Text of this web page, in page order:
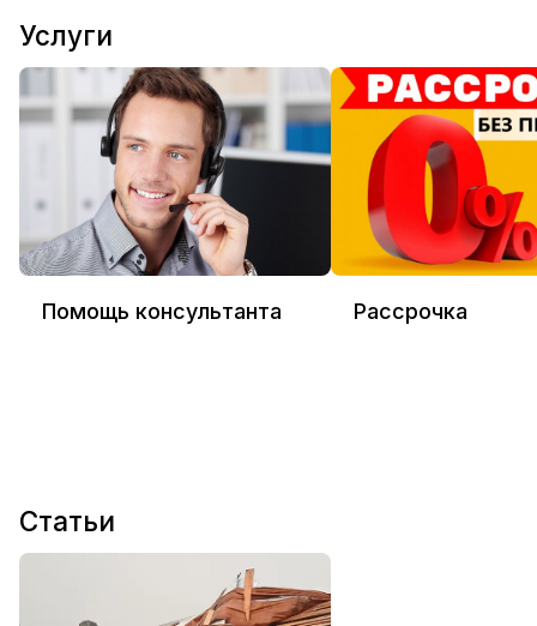
Услуги
Помощь консультанта Рассрочка
Статьи